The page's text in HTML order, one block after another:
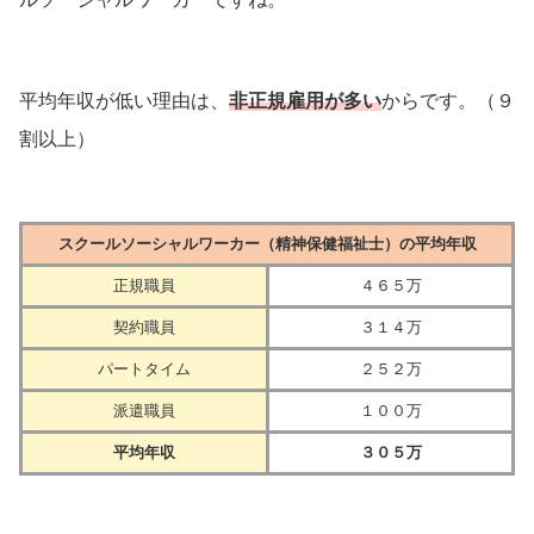
平均年収が低い理由は、 非正規雇用が多いからです。（９
割以上）
スクールソーシャルワーカー（精神保健福祉士）の平均年収
正規職員 ４６５万
契約職員 ３１４万
パートタイム ２５２万
派遣職員 １００万
平均年収 ３０５万